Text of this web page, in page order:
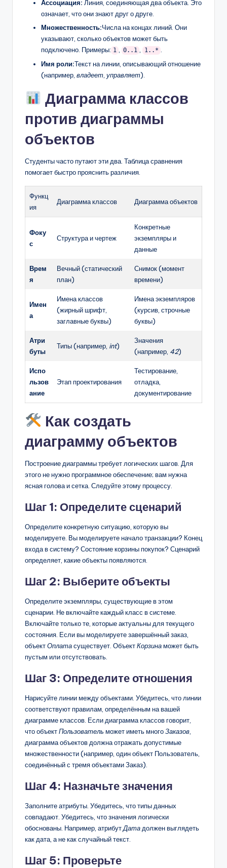
Ассоциация: Линия, соединяющая два объекта. Это
означает, что они знают друг о друге.
Множественность:Числа на концах линий. Они
указывают, сколько объектов может быть
подключено. Примеры: 1 , 0..1 , 1..* .
Имя роли:Текст на линии, описывающий отношение
(например, владеет управляет).
Диаграмма классов
против диаграммы
объектов
Студенты часто путают эти два. Таблица сравнения
помогает быстро прояснить различия.
Функц
ия
Диаграмма классов Диаграмма объектов
Фоку
с
Структура и чертеж
Конкретные
экземпляры и
данные
Врем
я
Вечный (статический
план)
Снимок (момент
времени)
Имен
а
Имена классов
(жирный шрифт,
заглавные буквы)
Имена экземпляров
(курсив, строчные
буквы)
Атри
буты
Типы (например, int)
Значения
(например, 42)
Испо
льзов
ание
Этап проектирования
Тестирование,
отладка,
документирование
Как создать
диаграмму объектов
Построение диаграммы требует логических шагов. Для
этого не нужно программное обеспечение; вам нужна
ясная голова и сетка. Следуйте этому процессу.
Шаг 1: Определите сценарий
Определите конкретную ситуацию, которую вы
моделируете. Вы моделируете начало транзакции? Конец
входа в систему? Состояние корзины покупок? Сценарий
определяет, какие объекты появляются.
Шаг 2: Выберите объекты
Определите экземпляры, существующие в этом
сценарии. Не включайте каждый класс в системе.
Включайте только те, которые актуальны для текущего
состояния. Если вы моделируете завершённый заказ,
объектОплатасуществует. ОбъектКорзинаможет быть
пустым или отсутствовать.
Шаг 3: Определите отношения
Нарисуйте линии между объектами. Убедитесь, что линии
соответствуют правилам, определённым на вашей
диаграмме классов. Если диаграмма классов говорит,
что объектПользователь может иметь многоЗаказов
диаграмма объектов должна отражать допустимые
множественности (например, один объект Пользователь,
соединённый с тремя объектами Заказ).
Шаг 4: Назначьте значения
Заполните атрибуты. Убедитесь, что типы данных
совпадают. Убедитесь, что значения логически
обоснованы. Например, атрибутДата должен выглядеть
как дата, а не как случайный текст.
Шаг 5: Проверьте